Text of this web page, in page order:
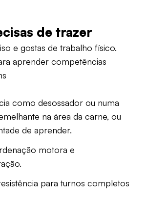
de trazer
e gostas de trabalho físico.
aprender competências
como desossador ou numa
na área da carne, ou
de aprender.
motora e
para turnos completos